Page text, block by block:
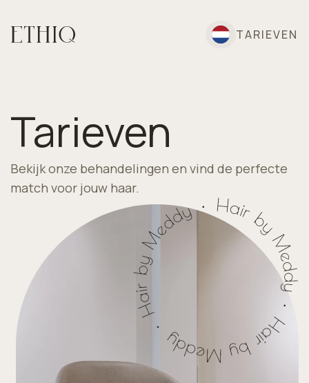
TARIEVEN
Tarieven
Bekijk onze behandelingen en vind de perfecte
match voor jouw haar.